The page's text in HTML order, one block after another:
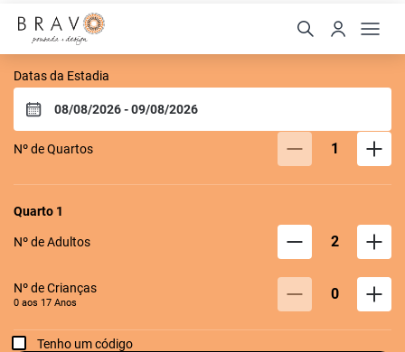
Bravo Pousada Design
Datas da Estadia
Nº de Quartos 1
Quarto 1
Nº de Adultos 2
Nº de Crianças
0 aos 17 Anos 0
Tenho um código